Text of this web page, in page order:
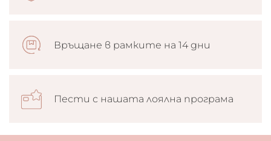
Връщане в рамките на 14 дни
Пести с нашата лоялна програма